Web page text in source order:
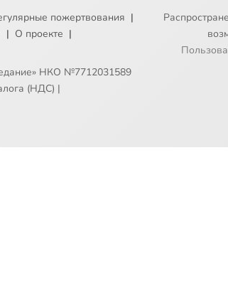
пожертвования |
| О проекте |
НКО №7712031589
(НДС) |